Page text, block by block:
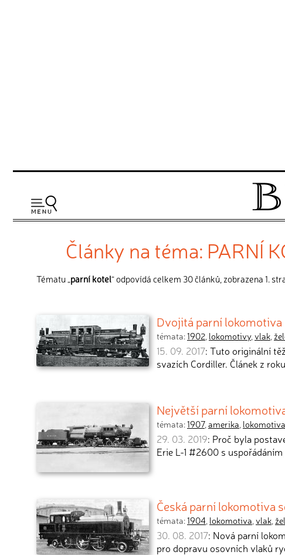
Články na téma: PARNÍ
Tématu „parní kotel“ odpovídá celkem 30 článků, zobrazena 1.
Dvojitá parní lokomotiva
témata:1902, lokomotivy,vlak,
15. 09. 2017: Tuto originální
svazích Cordiller. Článek z
Největší parní
témata:1907,amerika, lokomotiva
29. 03. 2019: Proč byla
Erie L-1 #2600 s
Česká parní lokomotiva
témata:1904, lokomotiva,vlak,
30. 08. 2017: Nová parní
pro dopravu osovních vlaků